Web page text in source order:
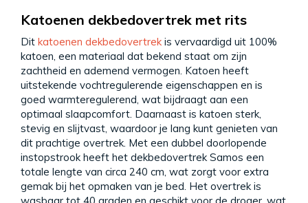
Katoenen dekbedovertrek met rits
Dit katoenen dekbedovertrekis vervaardigd uit 100%
katoen, een materiaal dat bekend staat om zijn
zachtheid en ademend vermogen. Katoen heeft
uitstekende vochtregulerende eigenschappen en is
goed warmteregulerend, wat bijdraagt aan een
optimaal slaapcomfort. Daarnaast is katoen sterk,
stevig en slijtvast, waardoor je lang kunt genieten van
dit prachtige overtrek. Met een dubbel doorlopende
instopstrook heeft het dekbedovertrek Samos een
totale lengte van circa 240 cm, wat zorgt voor extra
gemak bij het opmaken van je bed. Het overtrek is